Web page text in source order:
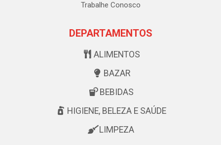
Trabalhe Conosco
DEPARTAMENTOS
ALIMENTOS
BAZAR
BEBIDAS
HIGIENE, BELEZA E SAÚDE
LIMPEZA